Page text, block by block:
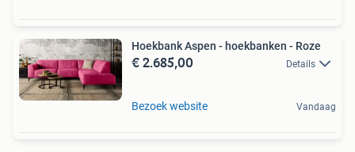
Hoekbank Aspen - hoekbanken - Roze
€ 2.685,00 Details
Bezoek website Vandaag